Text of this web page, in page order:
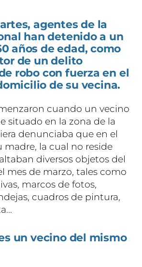
agentes de la
han detenido a un
años de edad, como
de un delito
robo con fuerza en el
de su vecina.
cuando un vecino
situado en la zona de la
denunciaba que en el
madre, la cual no reside
diversos objetos del
mes de marzo, tales como
marcos de fotos,
cuadros de pintura,
un vecino del mismo